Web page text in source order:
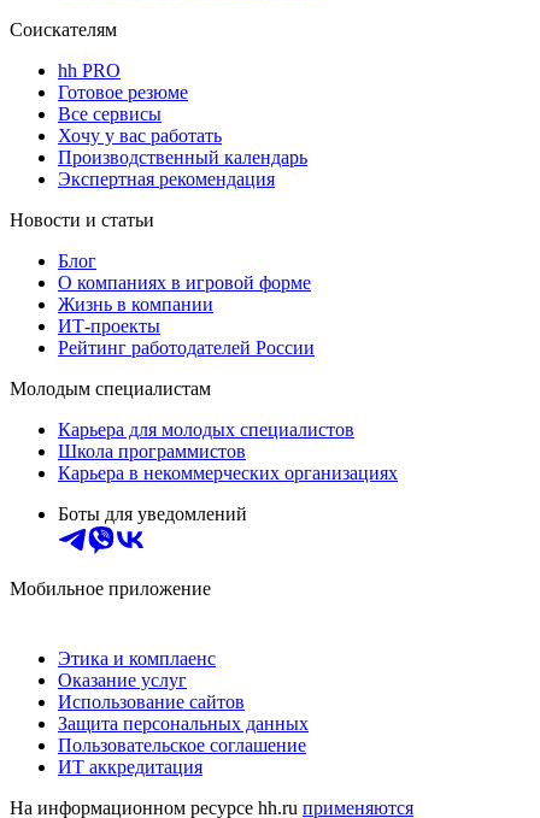
Соискателям
hh PRO
Готовое резюме
Все сервисы
Хочу у вас работать
Производственный календарь
Экспертная рекомендация
Новости и статьи
Блог
О компаниях в игровой форме
Жизнь в компании
ИТ-проекты
Рейтинг работодателей России
Молодым специалистам
Карьера для молодых специалистов
Школа программистов
Карьера в некоммерческих организациях
Боты для уведомлений
Мобильное приложение
Этика и комплаенс
Оказание услуг
Использование сайтов
Защита персональных данных
Пользовательское соглашение
ИТ аккредитация
На информационном ресурсе hh.ru применяются